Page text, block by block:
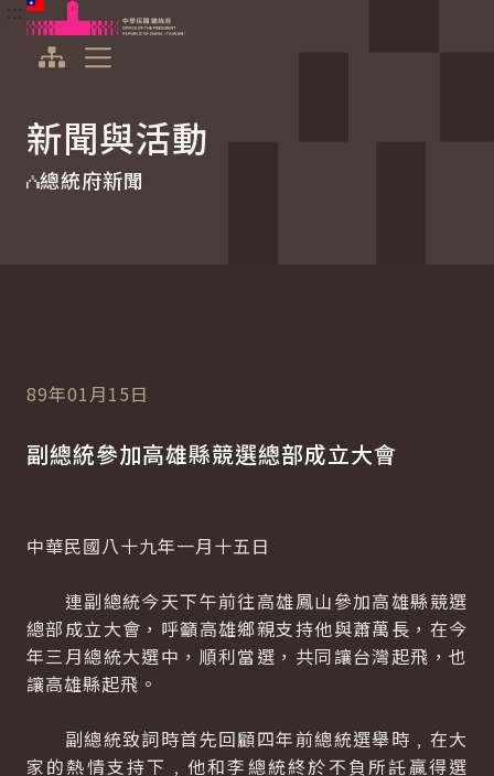
跳到主要內容
中華民國總統府
新聞與活動
總統府新聞
89年01月15日
副總統參加高雄縣競選總部成立大會
中華民國八十九年一月十五日
連副總統今天下午前往高雄鳳山參加高雄縣競選
總部成立大會，呼籲高雄鄉親支持他與蕭萬長，在今
年三月總統大選中，順利當選，共同讓台灣起飛，也
讓高雄縣起飛。
副總統致詞時首先回顧四年前總統選舉時﹐在大
家的熱情支持下﹐他和李總統終於不負所託贏得選